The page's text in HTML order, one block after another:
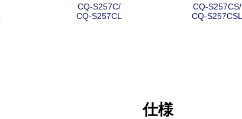
CQ-S257C/
CQ-S257CL
CQ-S257CS/
CQ-S257CSL
仕様